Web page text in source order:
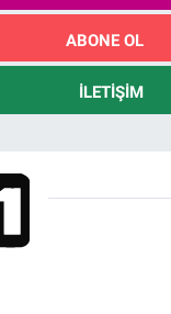
ABONE OL
İLETIŞIM